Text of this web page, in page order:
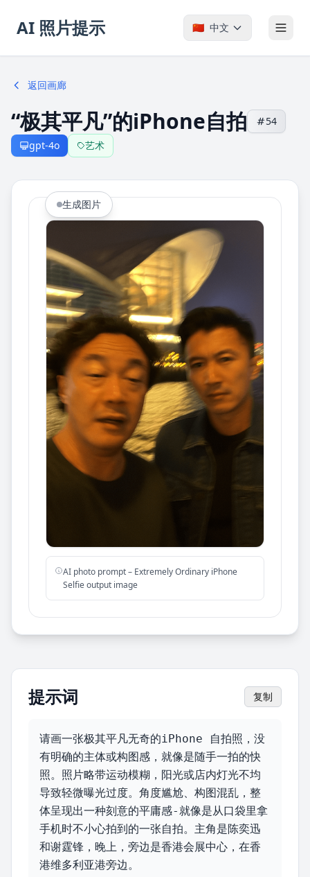
AI 照片提示 🇨🇳 中文
返回画廊
“极其平凡”的iPhone自拍
54
gpt-4o
艺术
生成图片
AI photo prompt – Extremely Ordinary iPhone
Selfie output image
提示词 复制
请画一张极其平凡无奇的iPhone 自拍照，没
有明确的主体或构图感，就像是随手一拍的快
照。照片略带运动模糊，阳光或店内灯光不均
导致轻微曝光过度。角度尴尬、构图混乱，整
体呈现出一种刻意的平庸感-就像是从口袋里拿
手机时不小心拍到的一张自拍。主角是陈奕迅
和谢霆锋，晚上，旁边是香港会展中心，在香
港维多利亚港旁边。